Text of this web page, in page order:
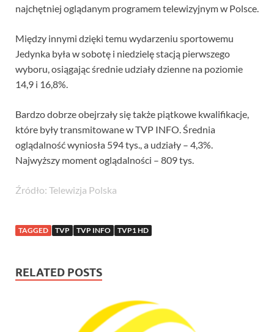
najchętniej oglądanym programem telewizyjnym w Polsce.
Między innymi dzięki temu wydarzeniu sportowemu
Jedynka była w sobotę i niedzielę stacją pierwszego
wyboru, osiągając średnie udziały dzienne na poziomie
14,9 i 16,8%.
Bardzo dobrze obejrzały się także piątkowe kwalifikacje,
które były transmitowane w TVP INFO. Średnia
oglądalność wyniosła 594 tys., a udziały – 4,3%.
Najwyższy moment oglądalności – 809 tys.
Źródło: Telewizja Polska
TAGGED TVP TVP INFO TVP1 HD
RELATED POSTS